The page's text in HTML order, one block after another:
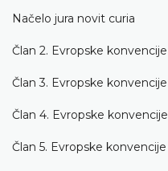
Načelo jura novit curia
Član 2. Evropske konvencije
Član 3. Evropske konvencije
Član 4. Evropske konvencije
Član 5. Evropske konvencije